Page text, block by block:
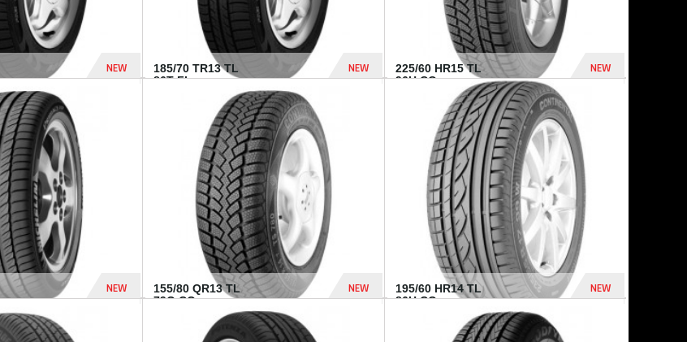
NEW
185/70 TR13 TL
86T FI...
NEW
432 Dhs
225/60 HR15 TL
96H CO...
NEW
1 040 Dhs
NEW
155/80 QR13 TL
79Q CO...
NEW
195/60 HR14 TL
86H CO...
NEW